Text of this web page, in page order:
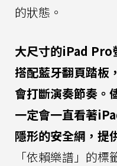
的狀態。
大尺寸的iPad Pro
搭配藍牙翻頁踏板
會打斷演奏節奏
一定會一直看著
隱形的安全網，提
「依賴樂譜」的標